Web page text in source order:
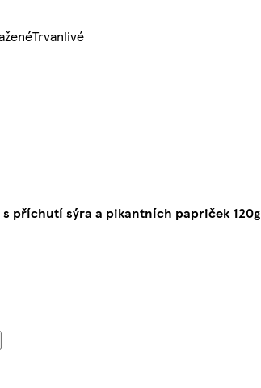
Trvanlivé
příchutí sýra a pikantních papriček 120g